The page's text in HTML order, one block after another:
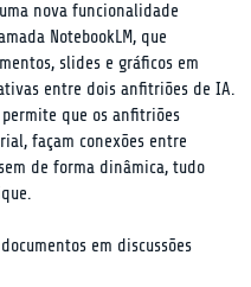
nova funcionalidade
NotebookLM, que
slides e gráficos em
entre dois anfitriões de IA.
permite que os anfitriões
façam conexões entre
de forma dinâmica, tudo
em discussões